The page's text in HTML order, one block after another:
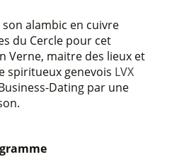
alambic en cuivre
du Cercle pour cet
Verne, maitre des lieux et
spiritueux genevois LVX
Dating par une